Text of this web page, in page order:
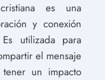
es una
y conexión
utilizada para
el mensaje
un impacto